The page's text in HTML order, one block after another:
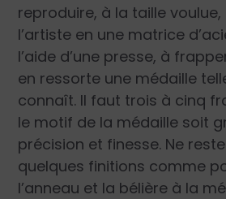
reproduire, à la taille
l’artiste en une matrice
l’aide d’une presse, à
en ressorte une médaille
connaît. Il faut trois à cinq
le motif de la médaille soit
précision et finesse. Ne
quelques finitions comme
l’anneau et la bélière à la